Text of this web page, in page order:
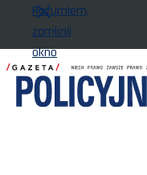
Rozumiem,
zamknij
okno